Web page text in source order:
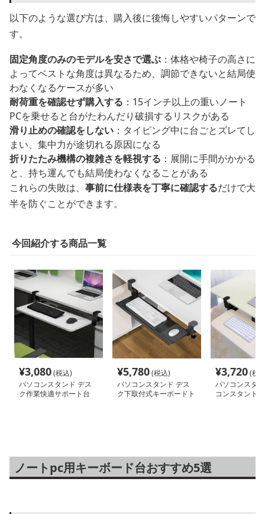
以下のような選び方は、購入後に後悔しやすいパターンで
す。
固定角度のみのモデルを安さで選ぶ ：体格や椅子の高さに
よってベストな角度は異なるため、調節できないと結局使
わなくなるケースが多い
耐荷重を確認せず購入する ：15インチ以上の重いノート
PCを乗せると台がたわんだり破損するリスクがある
滑り止めの確認をしない ：タイピング中に台ごとズレてし
まい、集中力が途切れる原因になる
折りたたみ機構の複雑さを軽視する ：展開に手間がかかる
と、持ち運んでも結局使わなくなることがある
これらの失敗は、 事前に仕様表を丁寧に確認するだけで大
半を防ぐことができます。
今回紹介する商品一覧
¥3,080(税込)
パソコンスタンド デス
ク作業快適サポート台
¥5,780(税込)
パソコンスタンド デス
ク下取付式キーボードト
¥3,720(税
パソコンスタ
コンスタンド
ノートpc用キーボード台おすすめ5選